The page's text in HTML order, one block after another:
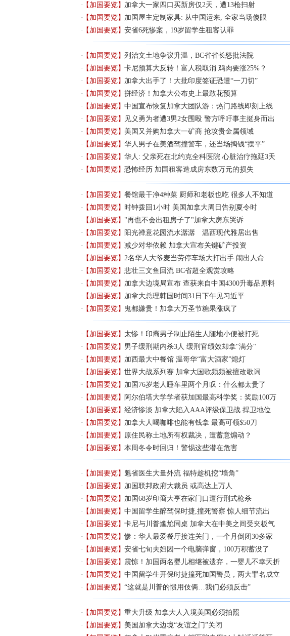
【加国要览】加拿大一家四口买新房仅2天，遭13枪扫射
【加国要览】加国屋主定制家具: 从中国运来, 全家当场傻眼
【加国要览】安省6死惨案，19岁留学生租客认罪
【加国要览】列治文土地争议升温，BC省省长怒批法院
【加国要览】卡尼预算大反转！富人税取消 鸡肉要涨25%？
【加国要览】加拿大出手了！大批印度签证恐遭“一刀切”
【加国要览】拼经济！加拿大公布史上最敢花预算
【加国要览】中国宣布恢复加拿大团队游：热门路线即刻上线
【加国要览】 见义勇为者遭3男2女围殴 警方呼吁事主挺身而出
【加国要览】美国又并购加拿大一矿商 抢攻贵金属领域
【加国要览】华人男子在美酒驾撞警车，还当场掏钱“摆平”
【加国要览】华人: 父亲死在北约克全科医院 心脏治疗拖延3天
【加国要览】恐怖经历 加国租客造成房东数万元的损失
【加国要览】餐馆最干净4种菜 厨师和老板也吃 很多人不知道
【加国要览】时钟拨回1小时 美国加拿大周日告别夏令时
【加国要览】"再也不会出租房子了"加拿大房东哭诉
【加国要览】 阳光禅意花园流水潺潺 温西现代雅居出售
【加国要览】减少对华依赖 加拿大宣布关键矿产投资
【加国要览】2名华人大爷麦当劳停车场大打出手 闹出人命
【加国要览】​悲壮三文鱼回流 BC省超全观赏攻略
【加国要览】加拿大边境局宣布 查获来自中国4300升毒品原料
【加国要览】加拿大总理韩国时间31日下午见习近平
【加国要览】 鬼都嫌贵！加拿大万圣节糖果涨疯了
【加国要览】太惨！印裔男子制止陌生人随地小便被打死
【加国要览】男子缓刑期内杀3人 缓刑官绩效却拿"满分"
【加国要览】加西最大中餐馆 温哥华“富大酒家”熄灯
【加国要览】世界大战系列赛 加拿大国歌频频被擅改歌词
【加国要览】加国76岁老人睡车里两个月叹：什么都太贵了
【加国要览】 阿尔伯塔大学学者获加国最高科学奖：奖励100万
【加国要览】经济惨淡 加拿大陷入AAA评级保卫战 捍卫地位
【加国要览】加拿大人喝咖啡也能有钱拿 最高可领$50刀
【加国要览】原住民称土地所有权裁决，遭蓄意煽动？
【加国要览】本周冬令时回归！警惕这些潜在危害
【加国要览】魁省医生大量外流 福特趁机挖“墙角”
【加国要览】加国联邦政府大裁员 或高达上万人
【加国要览】加国68岁印裔大亨在家门口遭行刑式枪杀
【加国要览】中国留学生醉驾保时捷,撞死警察 惊人细节流出
【加国要览】卡尼与川普尴尬同桌 加拿大在中美之间受夹板气
【加国要览】惨：华人最爱餐厅接连关门，一个月倒闭30多家
【加国要览】安省七旬夫妇因一个电脑弹窗，100万积蓄没了
【加国要览】震惊！加国两名婴儿相继被遗弃，一婴儿不幸夭折
【加国要览】中国留学生开保时捷撞死加国警员，两大罪名成立
【加国要览】“这就是川普的惯用伎俩…我们必须反击”
【加国要览】重大升级 加拿大人入境美国必须拍照
【加国要览】美国加拿大边境“友谊之门”关闭